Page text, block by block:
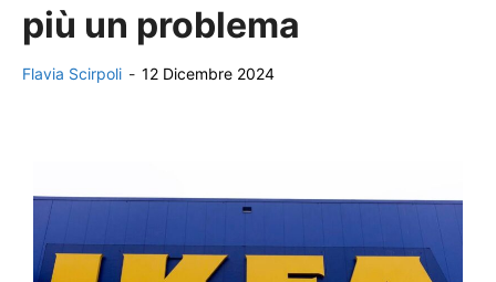
più un problema
Flavia Scirpoli - 12 Dicembre 2024